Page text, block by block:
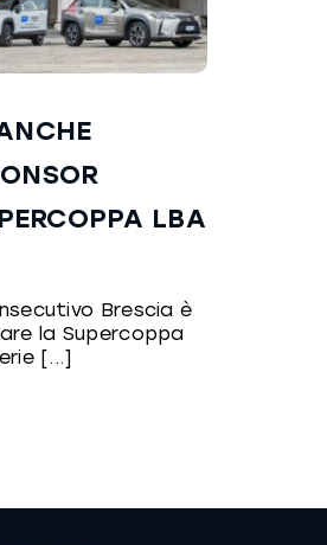
LBA
Brescia è
la Supercoppa
[...]